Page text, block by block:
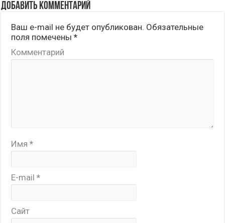
Добавить комментарий
Ваш e-mail не будет опубликован. Обязательные
поля помечены*
Комментарий
Имя*
E-mail*
Сайт